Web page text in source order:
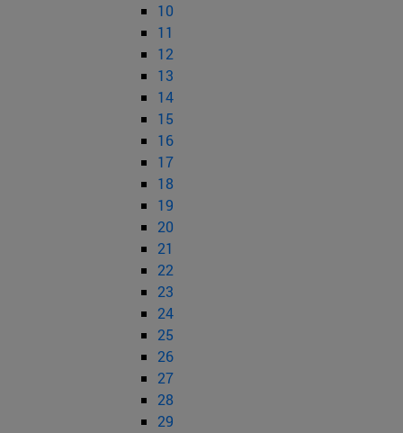
10
11
12
13
14
15
16
17
18
19
20
21
22
23
24
25
26
27
28
29